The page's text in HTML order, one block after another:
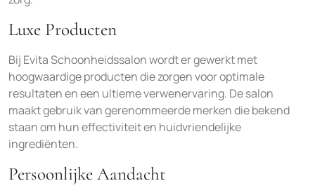
Luxe Producten
Bij Evita Schoonheidssalon wordt er gewerkt met
hoogwaardige producten die zorgen voor optimale
resultaten en een ultieme verwenervaring. De salon
maakt gebruik van gerenommeerde merken die bekend
staan om hun effectiviteit en huidvriendelijke
ingrediënten.
Persoonlijke Aandacht